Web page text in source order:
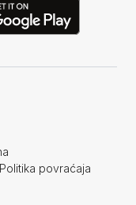
Politika povraćaja